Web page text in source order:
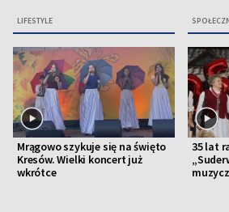
LIFESTYLE
Mrągowo szykuje się na święto
Kresów. Wielki koncert już
wkrótce
35 lat